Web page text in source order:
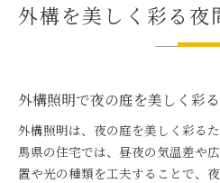
外構を美しく彩る夜
外構照明で夜の庭を美しく彩
外構照明は、夜の庭を美しく彩る
馬県の住宅では、昼夜の気温差や
置や光の種類を工夫することで、